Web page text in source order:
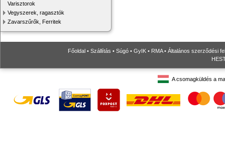
Varisztorok
Vegyszerek, ragasztók
Zavarszűrők, Ferritek
Főoldal • Szállítás • Súgó • GyIK • RMA• Általános szerződési
A csomagküldés a